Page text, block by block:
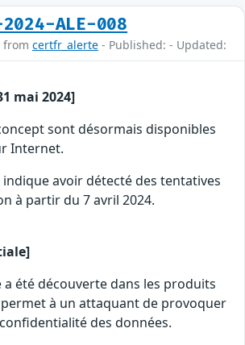
2024-ALE-008
from certfr_alerte - Published: - Updated:
mai 2024]
sont désormais disponibles
Internet.
avoir détecté des tentatives
à partir du 7 avril 2024.
été découverte dans les produits
permet à un attaquant de provoquer
des données.